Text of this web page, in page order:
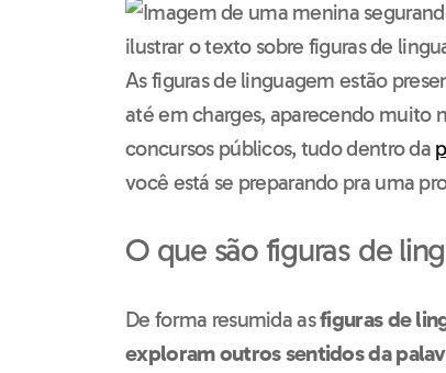
As figuras de linguagem estão
até em charges, aparecendo muito
concursos públicos, tudo dentro da
você está se preparando pra uma
O que são figuras de
De forma resumida asfiguras de
exploram outros sentidos da